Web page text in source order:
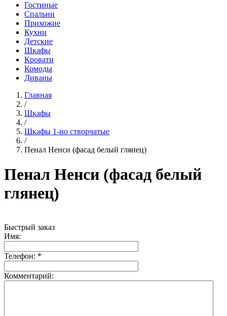
Гостиные
Спальни
Прихожие
Кухни
Детские
Шкафы
Кровати
Комоды
Диваны
Главная
/
Шкафы
/
Шкафы 1-но створчатые
/
Пенал Ненси (фасад белый глянец)
Пенал Ненси (фасад белый
глянец)
Быстрый заказ
Имя:
Телефон: *
Комментарий: